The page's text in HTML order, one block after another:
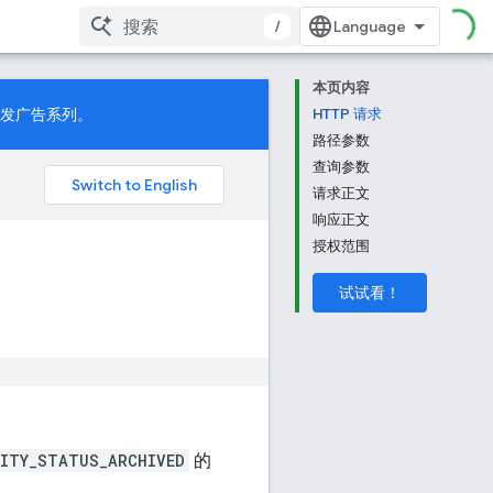
/
本页内容
HTTP 请求
路径参数
查询参数
请求正文
响应正文
授权范围
试试看！
广告系列。
的